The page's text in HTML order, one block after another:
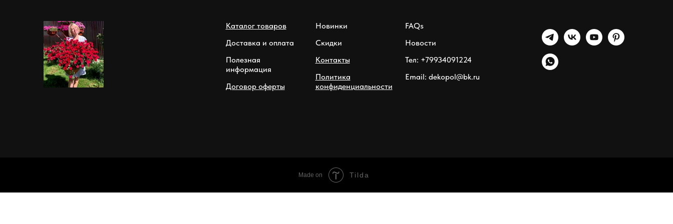
Каталог товаров
Доставка и оплата
Полезная
информация
Договор оферты
Новинки
Скидки
Контакты
Политика
конфиденциальности
FAQs
Новости
Тел: +79934091224
Email: dekopol@bk.ru
Made on Tilda